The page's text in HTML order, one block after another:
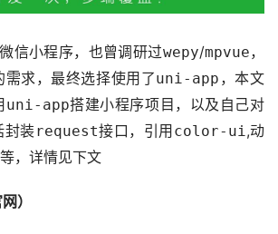
信小程序，也曾调研过wepy/mpvue，
求，最终选择使用了uni-app ，本文
uni-app搭建小程序项目，以及自己对
封装request接口，引用 color-ui,动
，详情见下文
）